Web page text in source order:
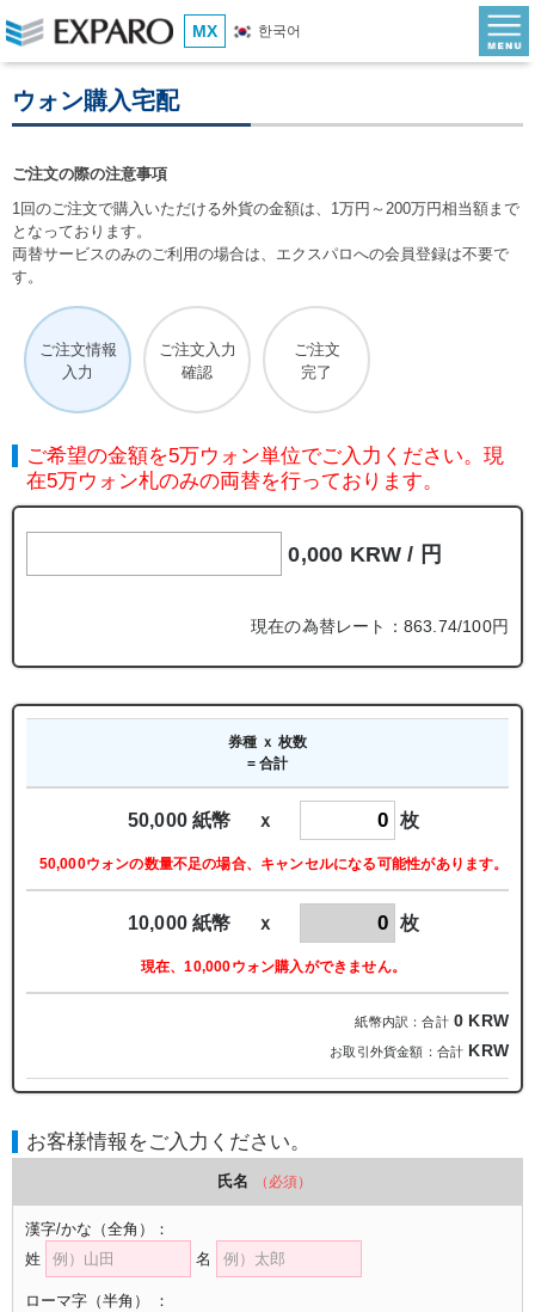
MX 한국어
ウォン購入宅配
ご注文の際の注意事項
1回のご注文で購入いただける外貨の金額は、1万円～200万円相当額まで
となっております。
両替サービスのみのご利用の場合は、エクスパロへの会員登録は不要で
す。
ご注文情報
入力
ご注文入力
確認
ご注文
完了
ご希望の金額を5万ウォン単位でご入力ください。現
在5万ウォン札のみの両替を行っております。
0,000 KRW / 円
現在の為替レート：863.74/100円
券種 ｘ 枚数
= 合計
50,000 紙幣 ｘ 枚
50,000ウォンの数量不足の場合、キャンセルになる可能性があります。
10,000 紙幣 ｘ 枚
現在、10,000ウォン購入ができません。
紙幣内訳：合計 0 KRW
お取引外貨金額：合計 KRW
お客様情報をご入力ください。
氏名 （必須）
漢字/かな （全角）
：
姓
名
ローマ字 （半角）
：